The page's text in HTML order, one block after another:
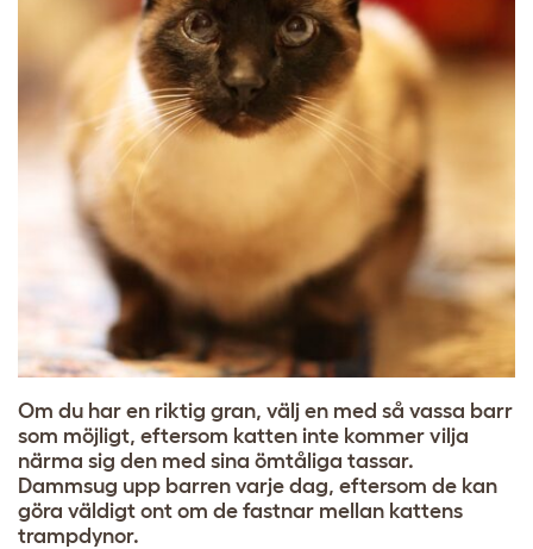
Om du har en riktig gran, välj en med så vassa barr
som möjligt, eftersom katten inte kommer vilja
närma sig den med sina ömtåliga tassar.
Dammsug upp barren varje dag, eftersom de kan
göra väldigt ont om de fastnar mellan kattens
trampdynor.